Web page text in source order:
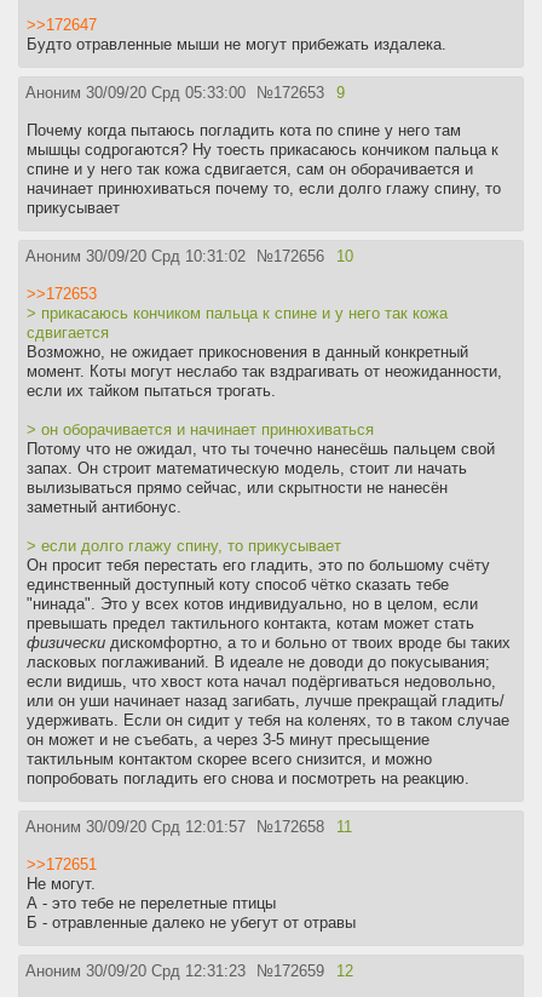
>>172647
Будто отравленные мыши не могут прибежать издалека.
Аноним 30/09/20 Срд 05:33:00 №172653 9
Почему когда пытаюсь погладить кота по спине у него там
мышцы содрогаются? Ну тоесть прикасаюсь кончиком пальца к
спине и у него так кожа сдвигается, сам он оборачивается и
начинает принюхиваться почему то, если долго глажу спину, то
прикусывает
Аноним 30/09/20 Срд 10:31:02 №172656 10
>>172653
> прикасаюсь кончиком пальца к спине и у него так кожа
сдвигается
Возможно, не ожидает прикосновения в данный конкретный
момент. Коты могут неслабо так вздрагивать от неожиданности,
если их тайком пытаться трогать.
> он оборачивается и начинает принюхиваться
Потому что не ожидал, что ты точечно нанесёшь пальцем свой
запах. Он строит математическую модель, стоит ли начать
вылизываться прямо сейчас, или скрытности не нанесён
заметный антибонус.
> если долго глажу спину, то прикусывает
Он просит тебя перестать его гладить, это по большому счёту
единственный доступный коту способ чётко сказать тебе
"нинада". Это у всех котов индивидуально, но в целом, если
превышать предел тактильного контакта, котам может стать
физически дискомфортно, а то и больно от твоих вроде бы таких
ласковых поглаживаний. В идеале не доводи до покусывания;
если видишь, что хвост кота начал подёргиваться недовольно,
или он уши начинает назад загибать, лучше прекращай гладить/
удерживать. Если он сидит у тебя на коленях, то в таком случае
он может и не съебать, а через 3-5 минут пресыщение
тактильным контактом скорее всего снизится, и можно
попробовать погладить его снова и посмотреть на реакцию.
Аноним 30/09/20 Срд 12:01:57 №172658 11
>>172651
Не могут.
А - это тебе не перелетные птицы
Б - отравленные далеко не убегут от отравы
Аноним 30/09/20 Срд 12:31:23 №172659 12